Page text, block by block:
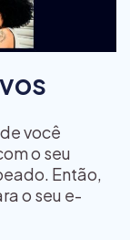
você
o seu
Então,
o seu e-